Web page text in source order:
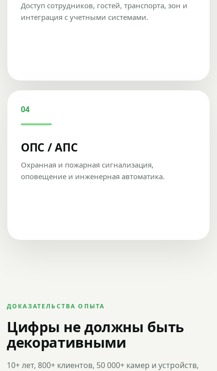
Доступ сотрудников, гостей, транспорта, зон и
интеграция с учетными системами.
04
ОПС / АПС
Охранная и пожарная сигнализация,
оповещение и инженерная автоматика.
ДОКАЗАТЕЛЬСТВА ОПЫТА
Цифры не должны быть
декоративными
10+ лет, 800+ клиентов, 50 000+ камер и устройств,